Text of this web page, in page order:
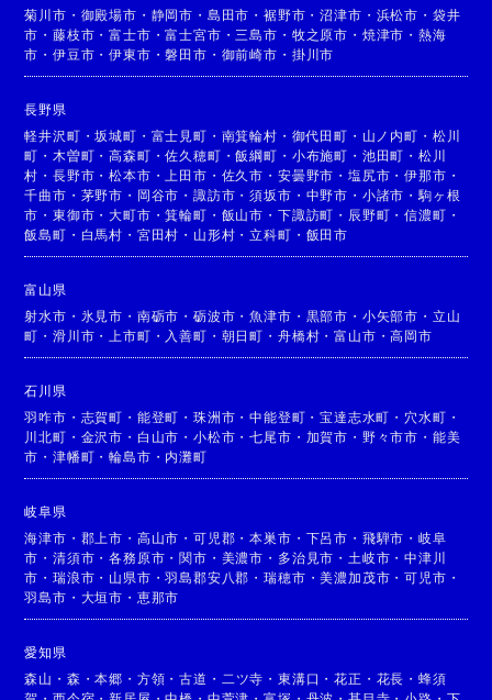
菊川市 ・ 御殿場市 ・ 静岡市 ・ 島田市 ・裾野市 ・沼津市 ・ 浜松市 ・ 袋井
市 ・藤枝市 ・富士市 ・富士宮市 ・ 三島市 ・ 牧之原市 ・ 焼津市 ・ 熱海
市 ・伊豆市 ・伊東市 ・磐田市 ・ 御前崎市 ・ 掛川市
長野県
軽井沢町 ・坂城町 ・ 富士見町 ・ 南箕輪村 ・ 御代田町 ・ 山ノ内町 ・ 松川
町 ・ 木曽町 ・高森町 ・佐久穂町 ・飯綱町 ・ 小布施町 ・ 池田町 ・ 松川
村 ・長野市 ・松本市 ・ 上田市 ・ 佐久市 ・ 安曇野市 ・ 塩尻市 ・伊那市 ・
千曲市 ・ 茅野市 ・ 岡谷市 ・諏訪市 ・須坂市 ・ 中野市 ・ 小諸市 ・ 駒ヶ根
市 ・東御市 ・大町市 ・箕輪町 ・ 飯山市 ・ 下諏訪町 ・ 辰野町 ・信濃町 ・
飯島町 ・ 白馬村 ・ 宮田村 ・ 山形村 ・立科町 ・ 飯田市
富山県
射水市 ・ 氷見市 ・ 南砺市 ・砺波市 ・魚津市 ・ 黒部市 ・ 小矢部市 ・ 立山
町 ・滑川市 ・ 上市町 ・ 入善町 ・ 朝日町 ・ 舟橋村 ・富山市 ・高岡市
石川県
羽咋市 ・ 志賀町 ・ 能登町 ・珠洲市 ・中能登町 ・宝達志水町 ・ 穴水町 ・
川北町 ・ 金沢市 ・ 白山市 ・小松市 ・七尾市 ・ 加賀市 ・ 野々市市 ・ 能美
市 ・津幡町 ・輪島市 ・ 内灘町
岐阜県
海津市 ・ 郡上市 ・ 高山市 ・可児郡 ・本巣市 ・ 下呂市 ・ 飛騨市 ・ 岐阜
市 ・清須市 ・各務原市 ・関市 ・ 美濃市 ・ 多治見市 ・ 土岐市 ・中津川
市 ・瑞浪市 ・ 山県市 ・羽島郡安八郡 ・瑞穂市 ・美濃加茂市 ・可児市 ・
羽島市 ・ 大垣市 ・ 恵那市
愛知県
森山 ・ 森 ・本郷 ・ 方領 ・古道 ・ 二ツ寺 ・ 東溝口 ・花正 ・ 花長 ・ 蜂須